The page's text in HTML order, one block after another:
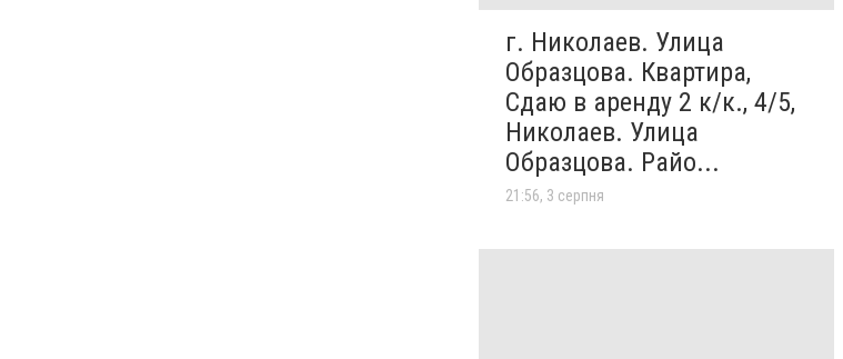
г. Николаев. Улица
Образцова. Квартира,
Сдаю в аренду 2 к/к., 4/5,
Николаев. Улица
Образцова. Райо...
21:56, 3 серпня